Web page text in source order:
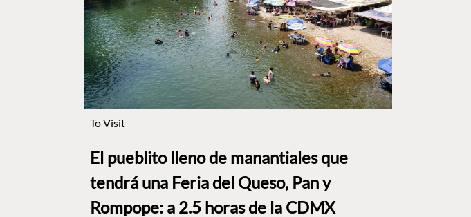
To Visit
El pueblito lleno de manantiales que
tendrá una Feria del Queso, Pan y
Rompope: a 2.5 horas de la CDMX